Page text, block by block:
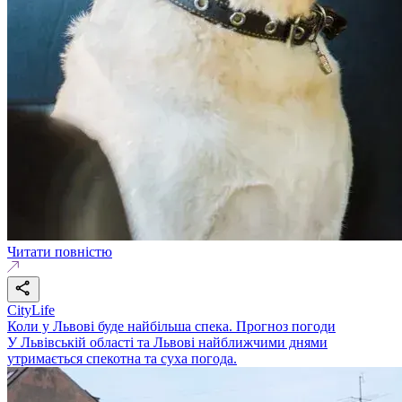
Читати повністю
CityLife
Коли у Львові буде найбільша спека. Прогноз погоди
У Львівській області та Львові найближчими днями
утримається спекотна та суха погода.